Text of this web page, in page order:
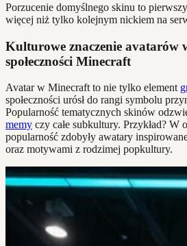
Porzucenie domyślnego skinu to
więcej niż tylko kolejnym nickiem na
Kulturowe znaczenie avatarów
społeczności Minecraft
Avatar w Minecraft to nie tylko element
społeczności urósł do rangi symbolu
Popularność tematycznych skinów
memy czy całe subkultury. Przykład? W
popularność zdobyły awatary
oraz motywami z rodzimej popkultury.